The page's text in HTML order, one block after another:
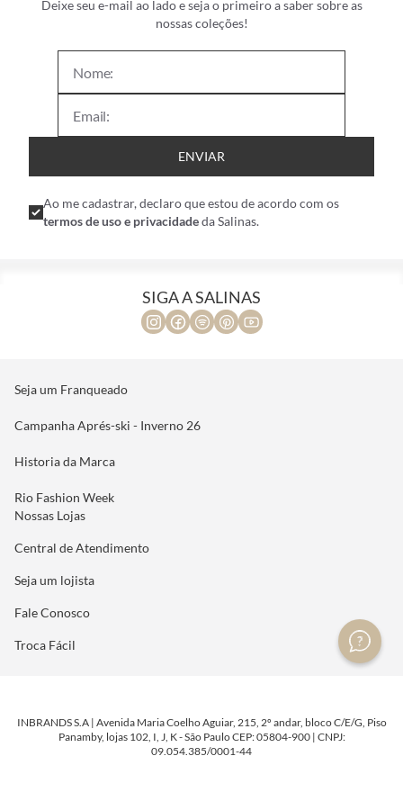
Deixe seu e-mail ao lado e seja o primeiro a saber sobre as
nossas coleções!
ENVIAR
Ao me cadastrar, declaro que estou de acordo com os
termos de uso e privacidadeda Salinas.
SIGA A SALINAS
Seja um Franqueado
Campanha Aprés-ski - Inverno 26
Historia da Marca
Rio Fashion Week
Nossas Lojas
Central de Atendimento
Seja um lojista
Fale Conosco
Troca Fácil
INBRANDS S.A | Avenida Maria Coelho Aguiar, 215, 2º andar, bloco C/E/G, Piso
Panamby, lojas 102, I, J, K - São Paulo CEP: 05804-900 | CNPJ:
09.054.385/0001-44